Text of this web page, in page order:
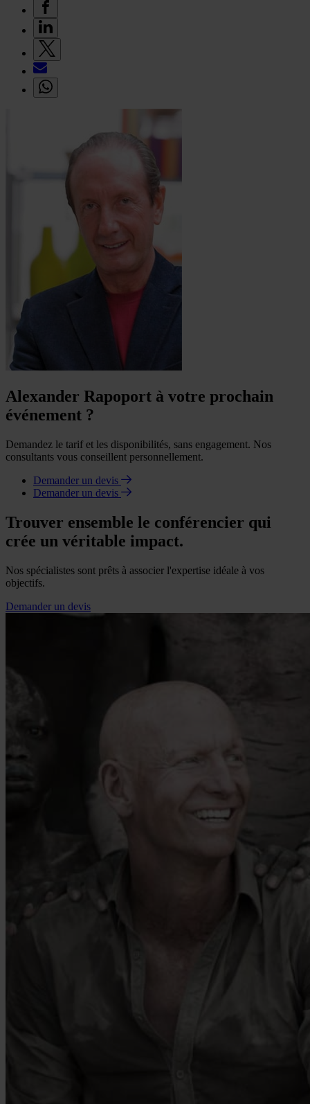
Alexander Rapoport à votre prochain
événement ?
Demandez le tarif et les disponibilités, sans engagement. Nos
consultants vous conseillent personnellement.
Demander un devis
Demander un devis
Trouver ensemble le conférencier qui
crée un véritable impact.
Nos spécialistes sont prêts à associer l'expertise idéale à vos
objectifs.
Demander un devis